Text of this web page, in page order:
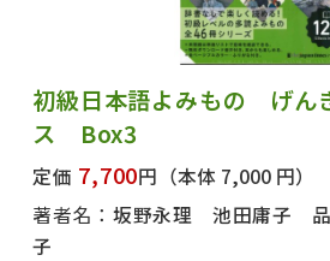
初級日本語よみもの げん
ス Box3
定価 7,700円 （本体 7,000 円）
著者名： 坂野永理 池田庸子
子